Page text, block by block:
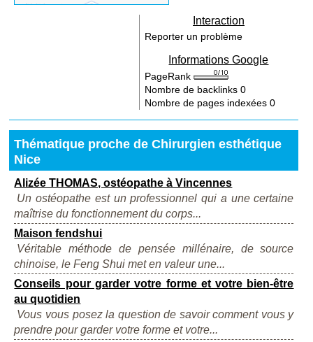
Interaction
Reporter un problème
Informations Google
PageRank
Nombre de backlinks0
Nombre de pages indexées0
Thématique proche de Chirurgien esthétique
Nice
Alizée THOMAS, ostéopathe à Vincennes
Un ostéopathe est un professionnel qui a une certaine
maîtrise du fonctionnement du corps...
Maison fendshui
Véritable méthode de pensée millénaire, de source
chinoise, le Feng Shui met en valeur une...
Conseils pour garder votre forme et votre bien-être
au quotidien
Vous vous posez la question de savoir comment vous y
prendre pour garder votre forme et votre...